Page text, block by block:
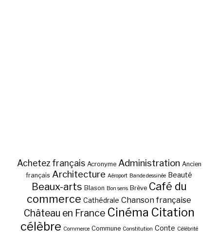
Achetez français Acronyme Administration Ancien
français Architecture Aéroport Bande dessinée Beauté
Beaux-arts Blason Bon sens Brève Café du
commerce Cathédrale Chanson française
Château en France Cinéma Citation
célèbre Commerce Commune Constitution Conte Célébrité